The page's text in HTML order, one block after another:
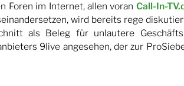
Foren im Internet, allen voran Call-In-
wird bereits rege
als Beleg für unlautere
9live angesehen, der zur